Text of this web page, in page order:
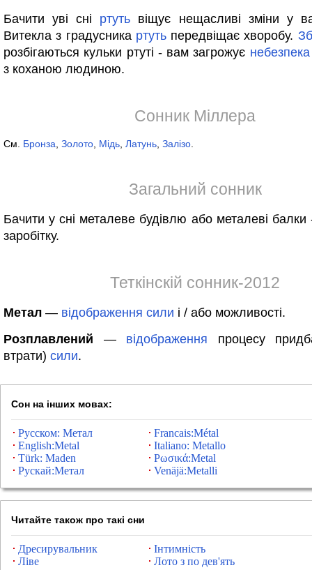
Бачити уві сні ртуть віщує нещасливі зміни у
Витекла з градусника ртутьпередвіщає хворобу.
розбігаються кульки ртуті - вам загрожує небезпека
з коханою людиною.
Сонник Міллера
См. Бронза Золото Мідь Латунь Залізо
Загальний сонник
Бачити у сні металеве будівлю або металеві балки
заробітку.
Теткінскій сонник-2012
Метал — відображення сили і / або можливості.
Розплавлений — відображення процесу
втрати) сили.
Сон на інших мовах:
Русском: Метал
Francais:Métal
English:Metal
Italiano: Metallo
Türk: Maden
Ρωσικά:Metal
Рускай:Метал
Venäjä:Metalli
Читайте також про такі сни
Дресирувальник
Інтимність
Ліве
Лото з по дев'ять